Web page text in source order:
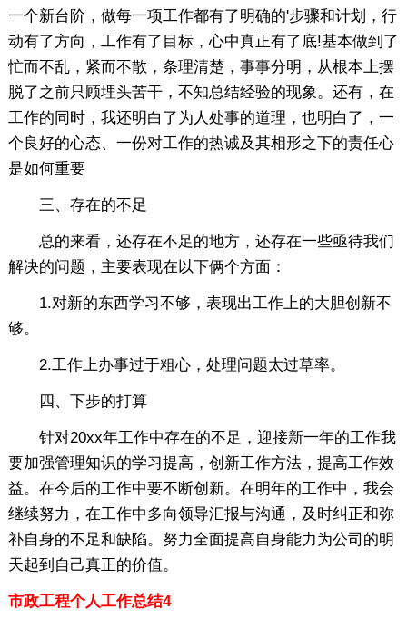
一个新台阶，做每一项工作都有了明确的'步骤和计划，行
动有了方向，工作有了目标，心中真正有了底!基本做到了
忙而不乱，紧而不散，条理清楚，事事分明，从根本上摆
脱了之前只顾埋头苦干，不知总结经验的现象。还有，在
工作的同时，我还明白了为人处事的道理，也明白了，一
个良好的心态、一份对工作的热诚及其相形之下的责任心
是如何重要
三、存在的不足
总的来看，还存在不足的地方，还存在一些亟待我们
解决的问题，主要表现在以下俩个方面：
1.对新的东西学习不够，表现出工作上的大胆创新不
够。
2.工作上办事过于粗心，处理问题太过草率。
四、下步的打算
针对20xx年工作中存在的不足，迎接新一年的工作我
要加强管理知识的学习提高，创新工作方法，提高工作效
益。在今后的工作中要不断创新。在明年的工作中，我会
继续努力，在工作中多向领导汇报与沟通，及时纠正和弥
补自身的不足和缺陷。努力全面提高自身能力为公司的明
天起到自己真正的价值。
市政工程个人工作总结4